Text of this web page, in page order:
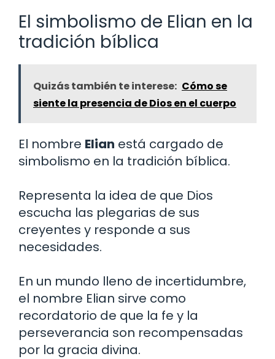
El simbolismo de Elian en la
tradición bíblica
Quizás también te interese: Cómo se
siente la presencia de Dios en el cuerpo
El nombre Elian está cargado de
simbolismo en la tradición bíblica.
Representa la idea de que Dios
escucha las plegarias de sus
creyentes y responde a sus
necesidades.
En un mundo lleno de incertidumbre,
el nombre Elian sirve como
recordatorio de que la fe y la
perseverancia son recompensadas
por la gracia divina.